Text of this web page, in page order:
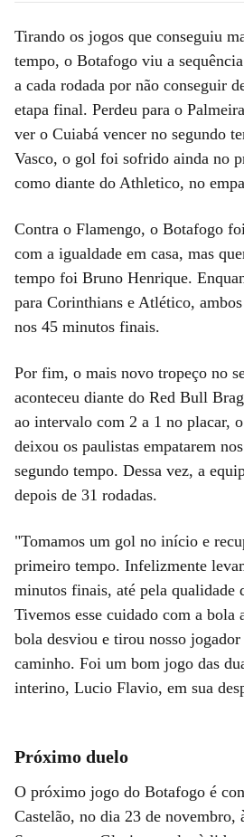
Tirando os jogos que conseguiu
tempo, o Botafogo viu a
a cada rodada por não conseguir
etapa final. Perdeu para o
ver o Cuiabá vencer no segundo
Vasco, o gol foi sofrido ainda no
como diante do Athletico, no
Contra o Flamengo, o Botafogo
com a igualdade em casa, mas
tempo foi Bruno Henrique.
para Corinthians e Atlético,
nos 45 minutos finais.
Por fim, o mais novo tropeço no
aconteceu diante do Red Bull
ao intervalo com 2 a 1 no placar,
deixou os paulistas empatarem
segundo tempo. Dessa vez, a
depois de 31 rodadas.
"Tomamos um gol no início e
primeiro tempo. Infelizmente
minutos finais, até pela qualidade
Tivemos esse cuidado com a bola
bola desviou e tirou nosso jogador
caminho. Foi um bom jogo das
interino, Lucio Flavio, em sua
Próximo duelo
O próximo jogo do Botafogo é
Castelão, no dia 23 de novembro,